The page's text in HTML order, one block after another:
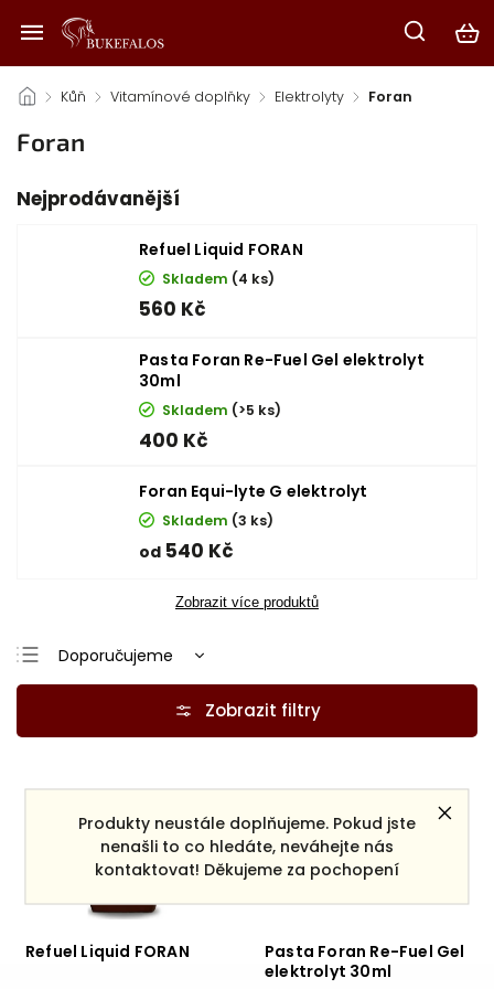
Produkty neustále doplňujeme. Pokud jste
nenašli to co hledáte, neváhejte nás
kontaktovat! Děkujeme za pochopení
/ Kůň / Vitamínové doplňky / Elektrolyty / Foran
Foran
Nejprodávanější
Refuel Liquid FORAN
Skladem (4 ks)
560 Kč
Pasta Foran Re-Fuel Gel elektrolyt
30ml
Skladem (>5 ks)
400 Kč
Foran Equi-lyte G elektrolyt
Skladem (3 ks)
od 540 Kč
Zobrazit více produktů
Doporučujeme
Nejlevnější
Refuel Liquid FORAN
Pasta Foran Re-Fuel Gel
elektrolyt 30ml